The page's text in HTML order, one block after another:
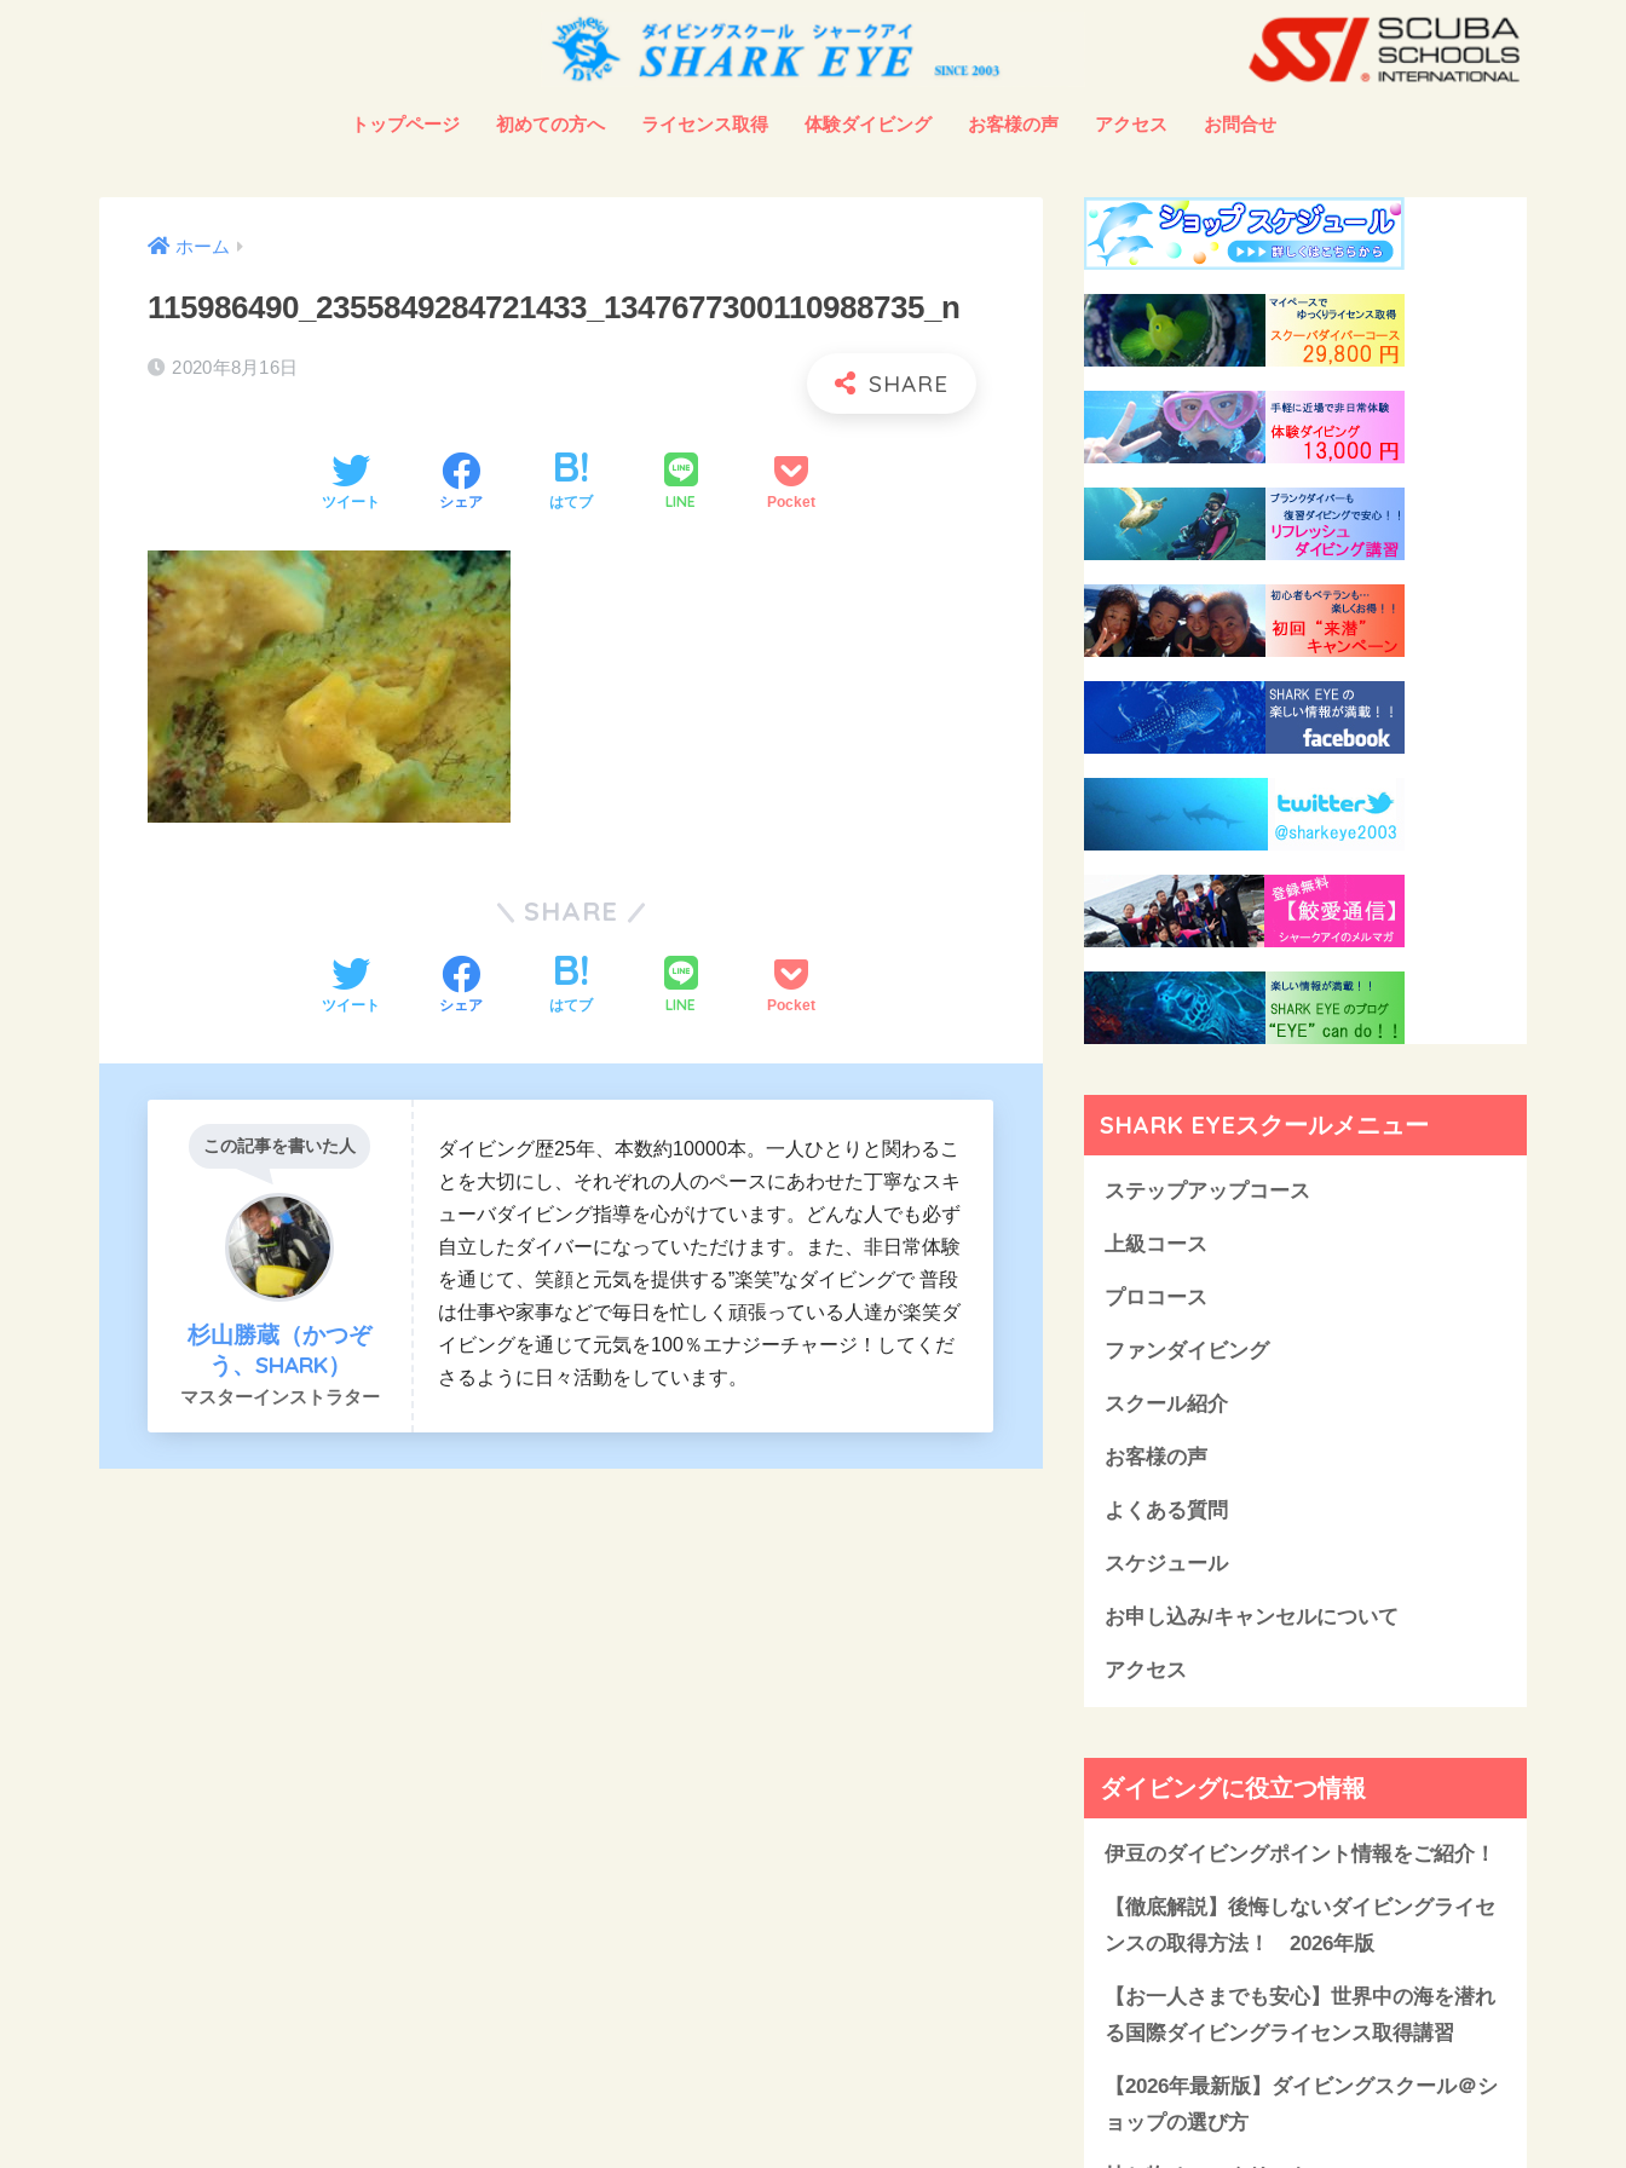
トップページ 初めての方へ ライセンス取得 体験ダイビング お客様の声 アクセス お問合せ
ホーム
115986490_2355849284721433_1347677300110988735_n
2020年8月16日
ツイート シェア はてブ LINE Pocket
SHARE
ツイート シェア はてブ LINE Pocket
この記事を書いた人
杉山勝蔵（かつぞ
う、SHARK）
マスターインストラター
ダイビング歴25年、本数約10000本。一人ひとりと関わるこ
とを大切にし、それぞれの人のペースにあわせた丁寧なスキ
ューバダイビング指導を心がけています。どんな人でも必ず
自立したダイバーになっていただけます。また、非日常体験
を通じて、笑顔と元気を提供する”楽笑”なダイビングで 普段
は仕事や家事などで毎日を忙しく頑張っている人達が楽笑ダ
イビングを通じて元気を100％エナジーチャージ！してくだ
さるように日々活動をしています。
SHARK EYEスクールメニュー
ステップアップコース
上級コース
プロコース
ファンダイビング
スクール紹介
お客様の声
よくある質問
スケジュール
お申し込み/キャンセルについて
アクセス
ダイビングに役立つ情報
伊豆のダイビングポイント情報をご紹介！
【徹底解説】後悔しないダイビングライセ
ンスの取得方法！ 2026年版
【お一人さまでも安心】世界中の海を潜れ
る国際ダイビングライセンス取得講習
【2026年最新版】ダイビングスクール＠シ
ョップの選び方